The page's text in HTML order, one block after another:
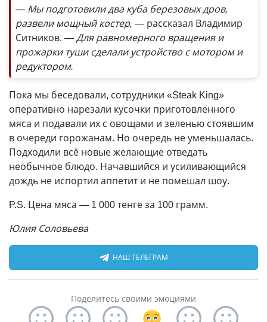
— Мы подготовили два куба березовых дров,
развели мощный костер, — рассказал Владимир
Ситников. — Для равномерного вращения и
прожарки туши сделали устройство с мотором и
редуктором.
Пока мы беседовали, сотрудники «Steak King»
оперативно нарезали кусочки приготовленного
мяса и подавали их с овощами и зеленью стоявшим
в очереди горожанам. Но очередь не уменьшалась.
Подходили всё новые желающие отведать
необычное блюдо. Начавшийся и усиливающийся
дождь не испортил аппетит и не помешал шоу.
P.S. Цена мяса — 1 000 тенге за 100 грамм.
Юлия Соловьева
НАШ ТЕЛЕГРАМ
Поделитесь своими эмоциями